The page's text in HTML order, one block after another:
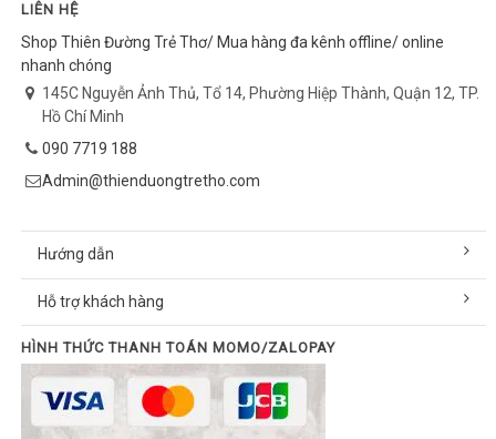
LIÊN HỆ
Shop Thiên Đường Trẻ Thơ/ Mua hàng đa kênh offline/ online
nhanh chóng
145C Nguyễn Ảnh Thủ, Tổ 14, Phường Hiệp Thành, Quận 12, TP.
Hồ Chí Minh
090 7719 188
Admin@thienduongtretho.com
Hướng dẫn
Hỗ trợ khách hàng
HÌNH THỨC THANH TOÁN MOMO/ZALOPAY